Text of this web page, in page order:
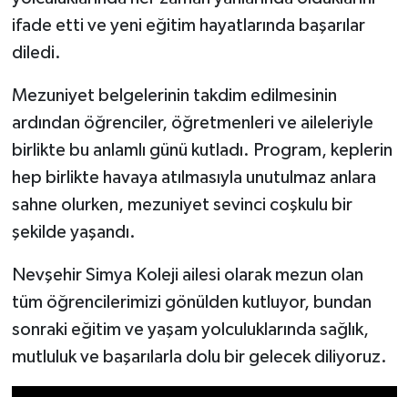
ifade etti ve yeni eğitim hayatlarında başarılar
diledi.
Mezuniyet belgelerinin takdim edilmesinin
ardından öğrenciler, öğretmenleri ve aileleriyle
birlikte bu anlamlı günü kutladı. Program, keplerin
hep birlikte havaya atılmasıyla unutulmaz anlara
sahne olurken, mezuniyet sevinci coşkulu bir
şekilde yaşandı.
Nevşehir Simya Koleji ailesi olarak mezun olan
tüm öğrencilerimizi gönülden kutluyor, bundan
sonraki eğitim ve yaşam yolculuklarında sağlık,
mutluluk ve başarılarla dolu bir gelecek diliyoruz.